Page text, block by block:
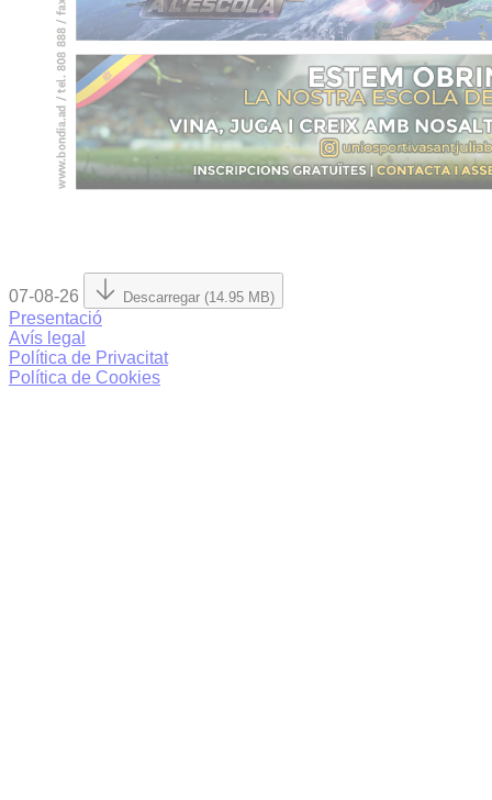
07-08-26 Descarregar (14.95 MB)
Presentació
Avís legal
Política de Privacitat
Política de Cookies